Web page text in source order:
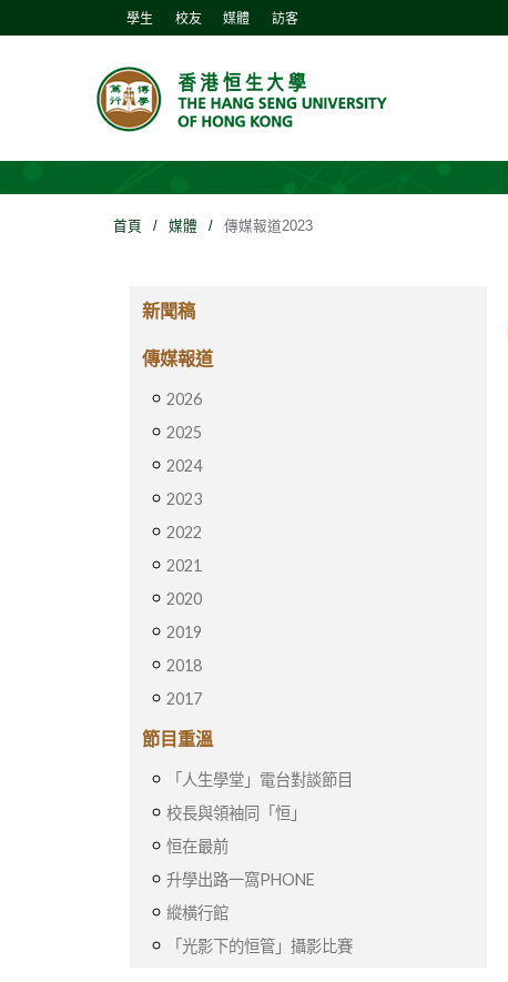
學生 校友 媒體 訪客
首頁 / 媒體 / 傳媒報道2023
新聞稿
傳媒報道
2026
2025
2024
2023
2022
2021
2020
2019
2018
2017
節目重溫
「人生學堂」電台對談節目
校長與領袖同「恒」
恒在最前
升學出路一窩PHONE
縱橫行館
「光影下的恒管」攝影比賽